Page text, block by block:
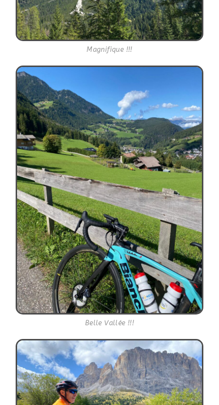
Magnifique !!!
Belle Vallée !!!